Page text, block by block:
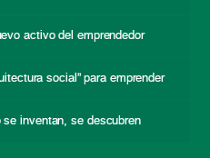
activo del emprendedor
social” para emprender
se inventan, se descubren